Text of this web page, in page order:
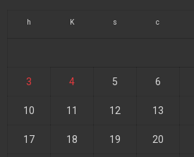
h K s c
3 4 5 6
10 11 12 13
17 18 19 20